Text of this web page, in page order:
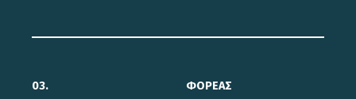
03. ΦΟΡΕΑΣ